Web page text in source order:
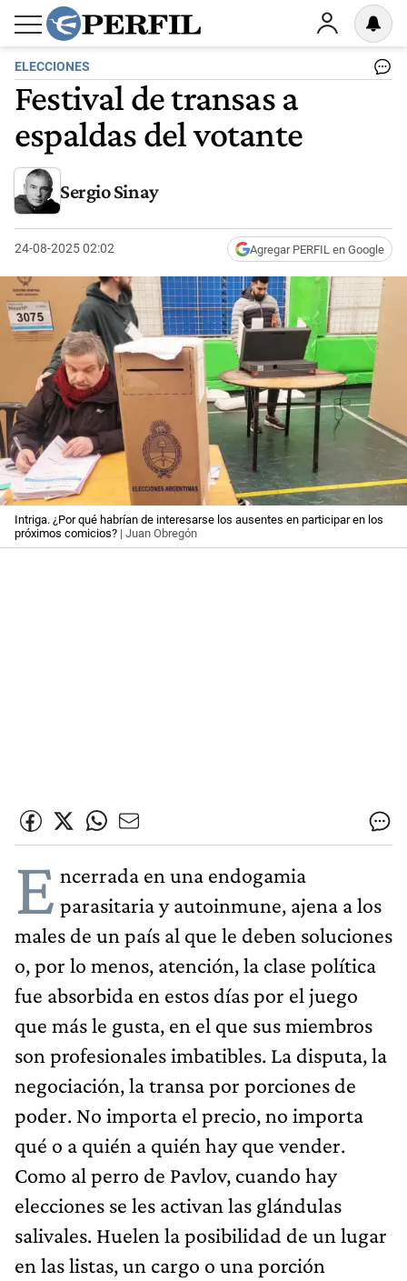
ELECCIONES
Festival de transas a
espaldas del votante
Sergio Sinay
24-08-2025 02:02 Agregar PERFIL en Google
Intriga. ¿Por qué habrían de interesarse los ausentes en participar en los
próximos comicios? | Juan Obregón
E ncerrada en una endogamia
parasitaria y autoinmune, ajena a los
males de un país al que le deben soluciones
o, por lo menos, atención, la clase política
fue absorbida en estos días por el juego
que más le gusta, en el que sus miembros
son profesionales imbatibles. La disputa, la
negociación, la transa por porciones de
poder. No importa el precio, no importa
qué o a quién a quién hay que vender.
Como al perro de Pavlov, cuando hay
elecciones se les activan las glándulas
salivales. Huelen la posibilidad de un lugar
en las listas, un cargo o una porción